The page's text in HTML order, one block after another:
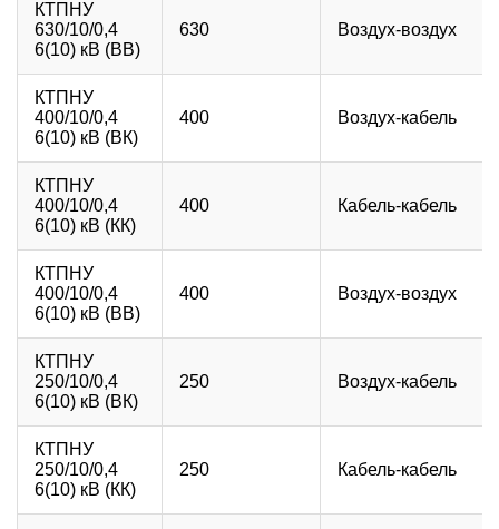
КТПНУ
630/10/0,4
6(10) кВ (ВВ)
630 Воздух-воздух
КТПНУ
400/10/0,4
6(10) кВ (ВК)
400 Воздух-кабель
КТПНУ
400/10/0,4
6(10) кВ (КК)
400 Кабель-кабель
КТПНУ
400/10/0,4
6(10) кВ (ВВ)
400 Воздух-воздух
КТПНУ
250/10/0,4
6(10) кВ (ВК)
250 Воздух-кабель
КТПНУ
250/10/0,4
6(10) кВ (КК)
250 Кабель-кабель